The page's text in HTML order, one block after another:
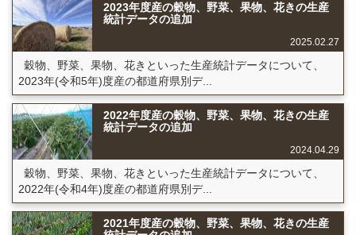
2023年度産の穀物、野菜、果物、花きの生産
統計データの追加
2025.02.27
穀物、野菜、果物、花きといった生産統計データについて、
2023年(令和5年)度産の都道府県別デ...
2022年度産の穀物、野菜、果物、花きの生産
統計データの追加
2024.04.29
穀物、野菜、果物、花きといった生産統計データについて、
2022年(令和4年)度産の都道府県別デ...
2021年度産の穀物、野菜、果物、花きの生産